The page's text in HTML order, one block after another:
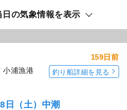
日の気象情報を表示
小浦漁港
159日前
釣り船詳細を見る
日（土）中潮